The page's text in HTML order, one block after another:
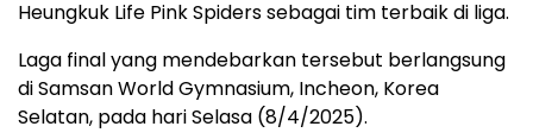
Heungkuk Life Pink Spiders sebagai tim terbaik di liga.
Laga final yang mendebarkan tersebut berlangsung
di Samsan World Gymnasium, Incheon, Korea
Selatan, pada hari Selasa (8/4/2025).